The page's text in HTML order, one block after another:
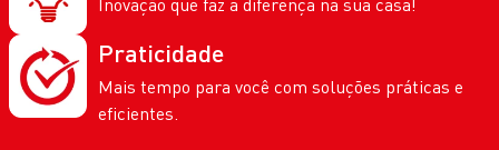
Praticidade
Mais tempo para você com soluções práticas e
eficientes.